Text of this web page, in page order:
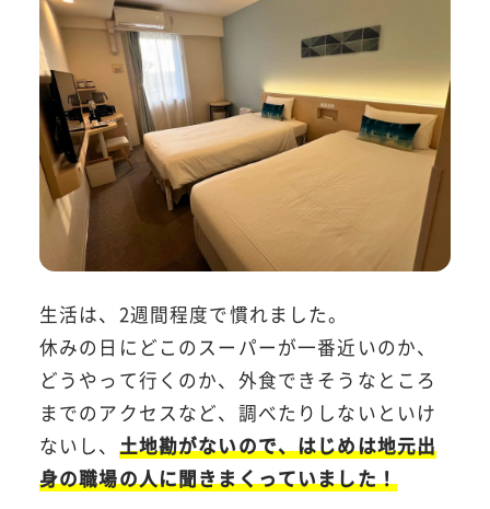
生活は、2週間程度で慣れました。
休みの日にどこのスーパーが一番近いのか、
どうやって行くのか、外食できそうなところ
までのアクセスなど、調べたりしないといけ
ないし、 土地勘がないので、はじめは地元出
身の職場の人に聞きまくっていました！